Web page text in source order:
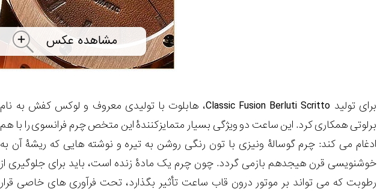
برای تولید Classic Fusion Berluti Scritto، هابلوت با تولیدی معروف و لوکس کفش به نام
برلوتی همکاری کرد. این ساعت دو ویژگی بسیار متمایزکنندۀ این متخص چرم فرانسوی را با هم
ادغام می کند: چرم گوسالۀ ونیزی با تون رنگی روشن به تیره و نوشته هایی که ریشۀ آن به
خوشنویسی قرن هیجدهم بازمی گردد. چون چرم یک مادۀ زنده است، باید برای جلوگیری از
رطوبت که می تواند بر موتور درون قاب ساعت تأثیر بگذارد، تحت فرآوری های خاصی قرار